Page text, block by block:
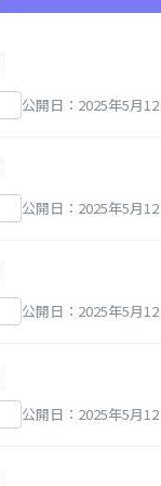
公開日：2025年5月
公開日：2025年5月
公開日：2025年5月
公開日：2025年5月